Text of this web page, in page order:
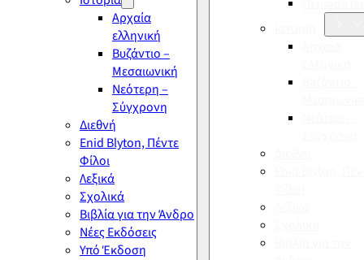
Αρχαία
ελληνική
Βυζάντιο –
Μεσαιωνική
Νεότερη –
Σύγχρονη
Διεθνή
Enid Blyton, Πέντε
Φίλοι
Λεξικά
Σχολικά
Βιβλία για την Άνδρο
Νέες Εκδόσεις
Υπό Έκδοση